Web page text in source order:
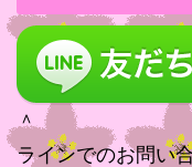
＾
ラインでのお問い